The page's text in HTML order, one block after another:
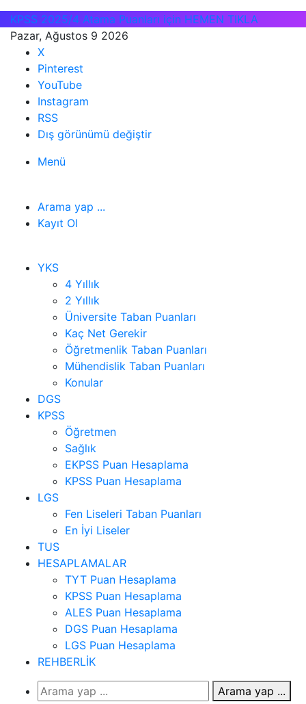
KPSS 2025/4 Atama Puanları için HEMEN TIKLA
Pazar, Ağustos 9 2026
X
Pinterest
YouTube
Instagram
RSS
Dış görünümü değiştir
Menü
Arama yap ...
Kayıt Ol
YKS
4 Yıllık
2 Yıllık
Üniversite Taban Puanları
Kaç Net Gerekir
Öğretmenlik Taban Puanları
Mühendislik Taban Puanları
Konular
DGS
KPSS
Öğretmen
Sağlık
EKPSS Puan Hesaplama
KPSS Puan Hesaplama
LGS
Fen Liseleri Taban Puanları
En İyi Liseler
TUS
HESAPLAMALAR
TYT Puan Hesaplama
KPSS Puan Hesaplama
ALES Puan Hesaplama
DGS Puan Hesaplama
LGS Puan Hesaplama
REHBERLİK
Arama yap ...